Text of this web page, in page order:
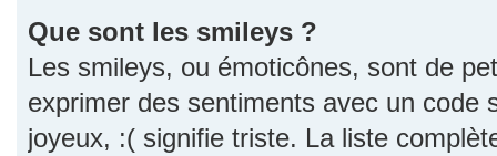
Que sont les smileys ?
Les smileys, ou émoticônes, sont de
exprimer des sentiments avec un code
joyeux, :( signifie triste. La liste